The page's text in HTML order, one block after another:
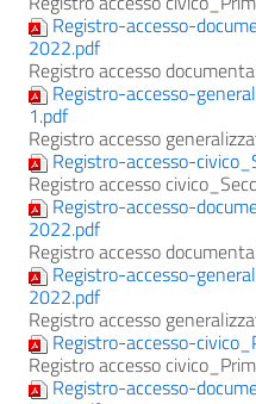
Registro-accesso-
2022.pdf
Registro accesso
Registro-accesso-
1.pdf
Registro accesso
Registro-accesso-
Registro accesso
Registro-accesso-
2022.pdf
Registro accesso
Registro-accesso-
2022.pdf
Registro accesso
Registro-accesso-
Registro accesso
Registro-accesso-